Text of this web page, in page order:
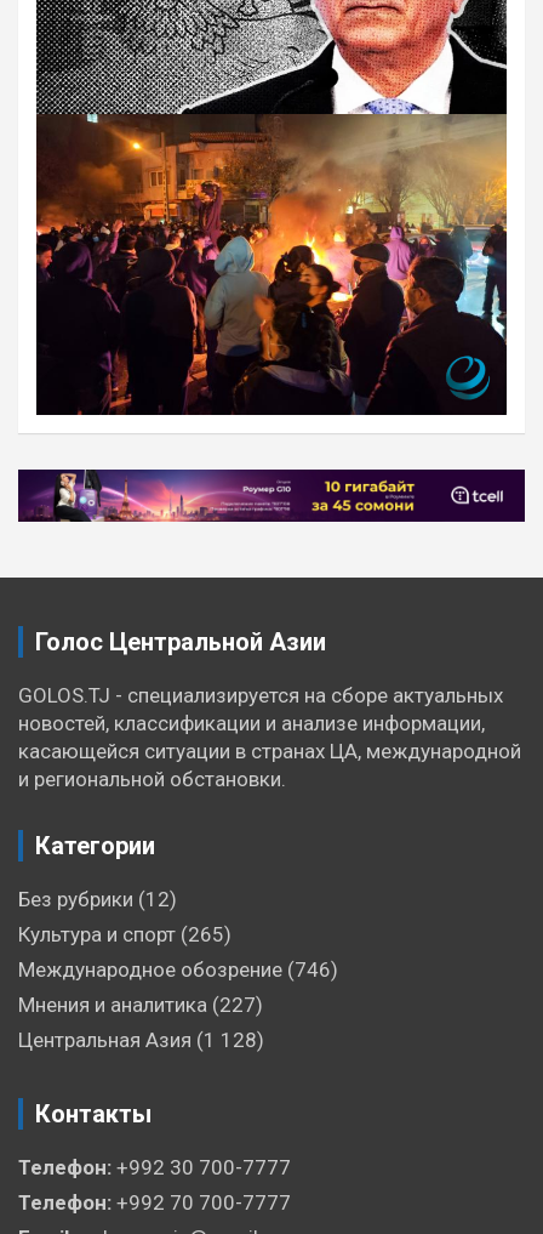
Навигация
по
Голос Центральной Азии
GOLOS.TJ - специализируется на сборе актуальных
новостей, классификации и анализе информации,
касающейся ситуации в странах ЦА, международной
и региональной обстановки.
Категории
Без рубрики (12)
Культура и спорт (265)
Международное обозрение (746)
Мнения и аналитика (227)
Центральная Азия (1 128)
Контакты
Телефон: +992 30 700-7777
Телефон: +992 70 700-7777